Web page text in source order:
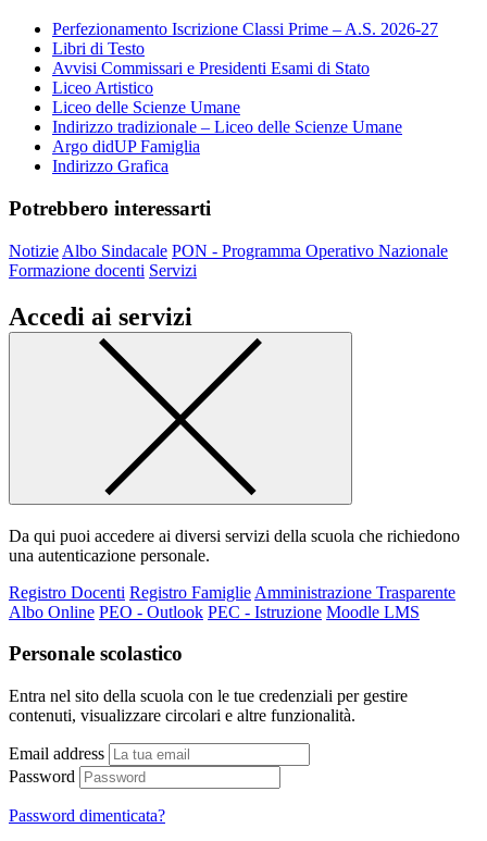
Perfezionamento Iscrizione Classi Prime – A.S. 2026-27
Libri di Testo
Avvisi Commissari e Presidenti Esami di Stato
Liceo Artistico
Liceo delle Scienze Umane
Indirizzo tradizionale – Liceo delle Scienze Umane
Argo didUP Famiglia
Indirizzo Grafica
Potrebbero interessarti
Notizie Albo Sindacale PON - Programma Operativo Nazionale
Formazione docenti Servizi
Accedi ai servizi
Da qui puoi accedere ai diversi servizi della scuola che richiedono
una autenticazione personale.
Registro Docenti Registro Famiglie Amministrazione Trasparente
Albo Online PEO - Outlook PEC - Istruzione Moodle LMS
Personale scolastico
Entra nel sito della scuola con le tue credenziali per gestire
contenuti, visualizzare circolari e altre funzionalità.
Email address
Password
Password dimenticata?